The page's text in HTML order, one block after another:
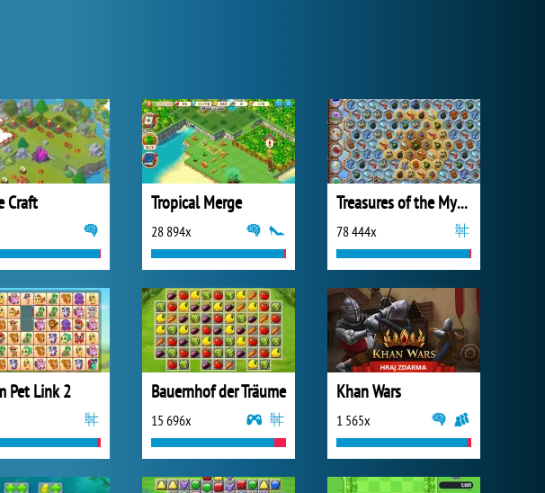
Craft Tropical Merge
28 894x
Treasures of the Mystic Sea
78 444x
Pet Link 2 Bauernhof der Träume
15 696x
Khan Wars
1 565x